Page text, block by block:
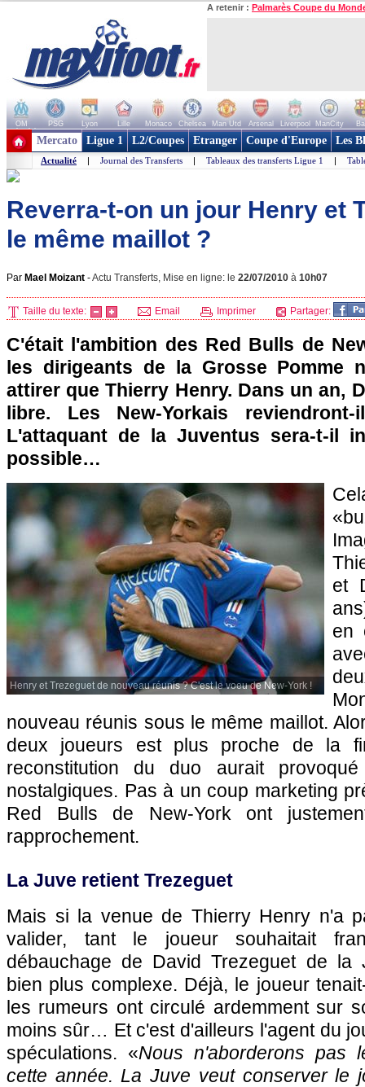
A retenir : Palmarès Coupe du
OM PSG Lyon Lille Monaco Chelsea Man Utd Arsenal Liverpool ManCity
+ de clubs
Mercato Ligue 1 L2/Coupes Etranger Coupe d'Europe Les
Actualité | Journal des Transferts | Tableaux des transferts Ligue 1 |
Reverra-t-on un jour Henry et
le même maillot ?
Par Mael Moizant -Actu Transferts, Mise en ligne: le 22/07/2010 à 10h07
Taille du texte: Email Imprimer Partager:
C'était l'ambition des Red Bulls de
les dirigeants de la Grosse Pomme
attirer que Thierry Henry. Dans un an,
libre. Les New-Yorkais
L'attaquant de la Juventus sera-t-il
possible…
Henry et Trezeguet de nouveau réunis ? C'est le voeu de New-York !
et
en
nouveau réunis sous le même maillot.
deux joueurs est plus proche de la
reconstitution du duo aurait
nostalgiques. Pas à un coup marketing
Red Bulls de New-York ont
rapprochement.
La Juve retient Trezeguet
Mais si la venue de Thierry Henry n'a
valider, tant le joueur souhaitait
débauchage de David Trezeguet de la
bien plus complexe. Déjà, le joueur
les rumeurs ont circulé ardemment sur
moins sûr… Et c'est d'ailleurs l'agent du
spéculations. «Nous n'aborderons pas
cette année. La Juve veut conserver le